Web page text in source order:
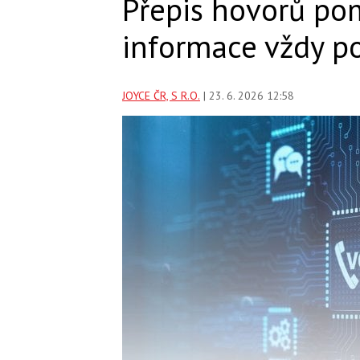
Přepis hovorů
informace vždy
JOYCE ČR, S R.O. | 23. 6. 2026 12:58